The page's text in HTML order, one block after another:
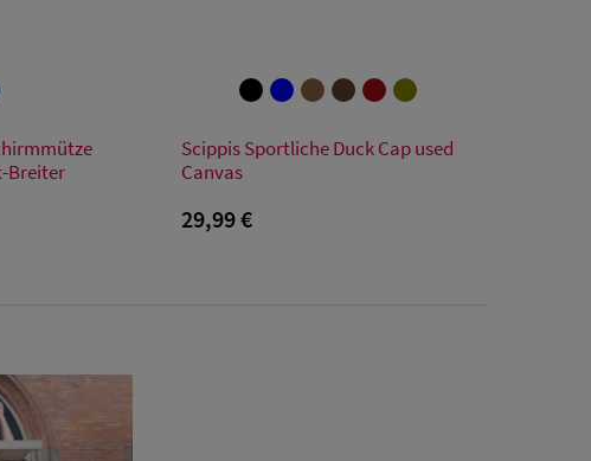
60 61
Breiter
Scippis Sportliche Duck Cap used
Canvas
29,99 €